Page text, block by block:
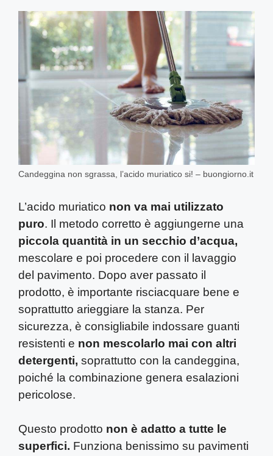
Candeggina non sgrassa, l’acido muriatico si! – buongiorno.it
L’acido muriatico non va mai utilizzato
puro. Il metodo corretto è aggiungerne una
piccola quantità in un secchio d’acqua,
mescolare e poi procedere con il lavaggio
del pavimento. Dopo aver passato il
prodotto, è importante risciacquare bene e
soprattutto arieggiare la stanza. Per
sicurezza, è consigliabile indossare guanti
resistenti e non mescolarlo mai con altri
detergenti, soprattutto con la candeggina,
poiché la combinazione genera esalazioni
pericolose.
Questo prodotto non è adatto a tutte le
superfici. Funziona benissimo su pavimenti